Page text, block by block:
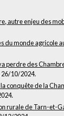
autre enjeu des
du monde agricole
perdre des
26/10/2024.
conquête de la
rurale de Tarn-et-